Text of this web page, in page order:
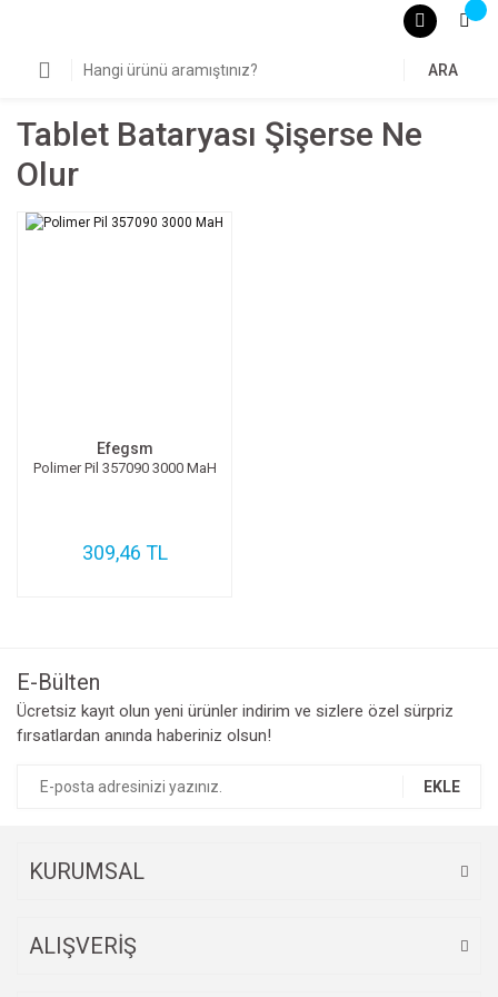
ARA
Tablet Bataryası Şişerse Ne
Olur
Efegsm
Polimer Pil 357090 3000 MaH
309,46 TL
E-Bülten
Ücretsiz kayıt olun yeni ürünler indirim ve sizlere özel sürpriz
fırsatlardan anında haberiniz olsun!
EKLE
KURUMSAL
ALIŞVERİŞ